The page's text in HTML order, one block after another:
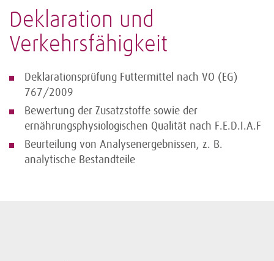
Deklaration und
Verkehrsfähigkeit
Deklarationsprüfung Futtermittel nach VO (EG)
767/2009
Bewertung der Zusatzstoffe sowie der
ernährungsphysiologischen Qualität nach F.E.D.I.A.F
Beurteilung von Analysenergebnissen, z. B.
analytische Bestandteile